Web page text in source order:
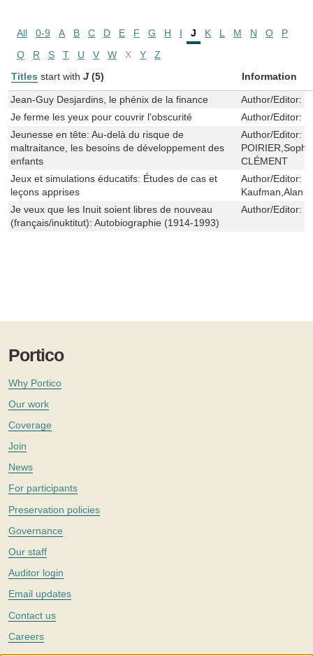
All 0-9 A B C D E F G H I J K L M N O
P
Q
R S T U V W X Y
Z
Titles start with J (5) Information
Jean-Guy Desjardins, le phénix de la finance Author/Editor:
Je ferme les yeux pour couvrir l'obscurité
Author/Editor:
Jeunesse en tête: Au-delà du risque de
maltraitance, les besoins de développement des
enfants
Author/Editor:
CLÉMENT
Jeux et simulations éducatifs: Études de cas et
leçons apprises
Author/Editor:
Kaufman,Alan
Je veux que les Inuit soient libres de nouveau
(français/inuktitut): Autobiographie (1914-1993)
Author/Editor:
Portico
Why Portico
Our work
Coverage
Join
News
For participants
Preservation policies
Governance
Our staff
Auditor login
Email updates
Contact us
Careers